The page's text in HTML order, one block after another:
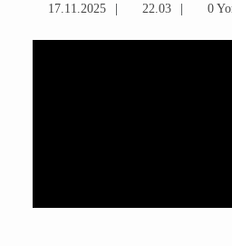
17.11.2025 22.03